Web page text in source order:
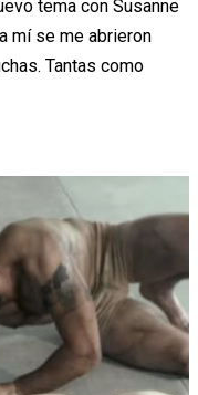
tema con Susanne
mí se me abrieron
Tantas como